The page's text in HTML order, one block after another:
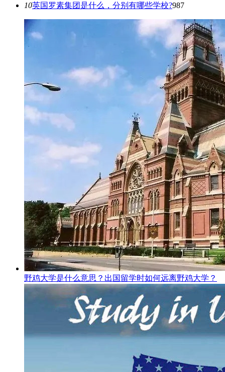
10英国罗素集团是什么，分别有哪些学校?987
野鸡大学是什么意思？出国留学时如何远离野鸡大学？